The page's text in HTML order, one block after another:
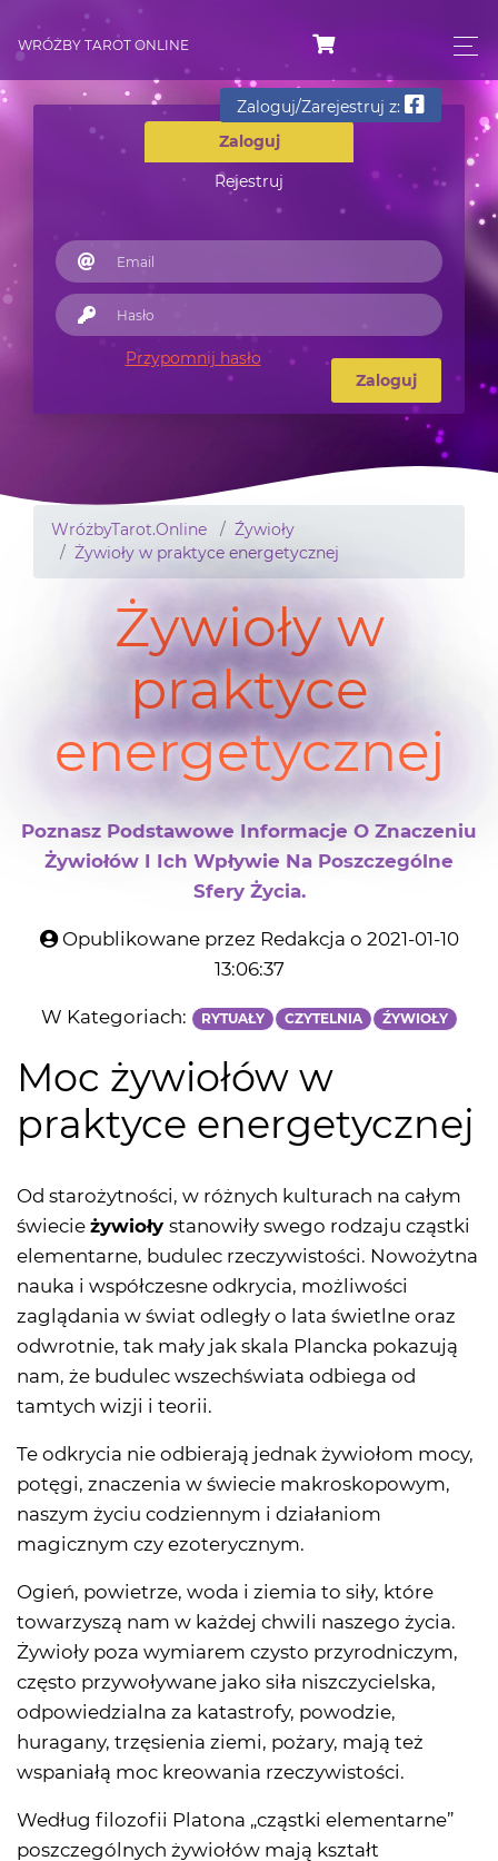
WRÓŻBY TAROT ONLINE
Zaloguj
Rejestruj
Zaloguj/Zarejestruj z:
Przypomnij hasło
Zaloguj
WróżbyTarot.Online
Źywioły
Żywioły w praktyce energetycznej
Żywioły w
praktyce
energetycznej
Poznasz Podstawowe Informacje O Znaczeniu
Żywiołów I Ich Wpływie Na Poszczególne
Sfery Życia.
Opublikowane przez Redakcja o 2021-01-10
13:06:37
W Kategoriach: RYTUAŁY CZYTELNIA ŹYWIOŁY
Moc żywiołów w
praktyce energetycznej
Od starożytności, w różnych kulturach na całym
świecie żywioły stanowiły swego rodzaju cząstki
elementarne, budulec rzeczywistości. Nowożytna
nauka i współczesne odkrycia, możliwości
zaglądania w świat odległy o lata świetlne oraz
odwrotnie, tak mały jak skala Plancka pokazują
nam, że budulec wszechświata odbiega od
tamtych wizji i teorii.
Te odkrycia nie odbierają jednak żywiołom mocy,
potęgi, znaczenia w świecie makroskopowym,
naszym życiu codziennym i działaniom
magicznym czy ezoterycznym.
Ogień, powietrze, woda i ziemia to siły, które
towarzyszą nam w każdej chwili naszego życia.
Żywioły poza wymiarem czysto przyrodniczym,
często przywoływane jako siła niszczycielska,
odpowiedzialna za katastrofy, powodzie,
huragany, trzęsienia ziemi, pożary, mają też
wspaniałą moc kreowania rzeczywistości.
Według filozofii Platona „cząstki elementarne”
poszczególnych żywiołów mają kształt